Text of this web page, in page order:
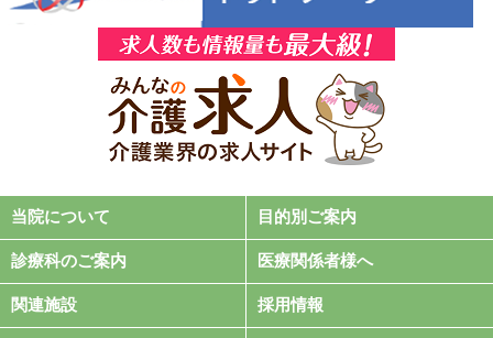
当院について 目的別ご案内
診療科のご案内 医療関係者様へ
関連施設 採用情報